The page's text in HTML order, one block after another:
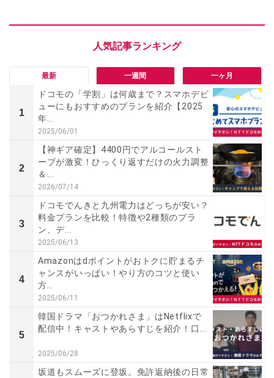
最新 一週間 一ヶ月
1
ドコモの「学割」は何歳まで？スマホデビ
ューにもおすすめのプランを紹介【2025
年...
2025/06/01
2
【神ギア確定】4400円でアルコールスト
ーブが激変！ひっくり返すだけの火力調整
＆...
2026/07/14
3
ドコモでんきと九州電力はどっちが安い？
料金プランを比較！特徴や2種類のプラ
ン、デ...
2025/06/13
4
Amazonはdポイントがおトクに貯まるチ
ャンスがいっぱい！やり方のコツと使い
方...
2025/06/11
5
韓国ドラマ「おつかれさま」はNetflixで
配信中！キャストやあらすじを紹介！口...
2025/06/28
坂道もスムーズに登坂。免許返納後の日常